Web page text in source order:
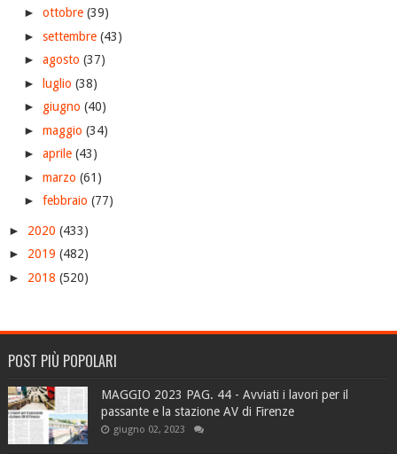
► ottobre (39)
► settembre (43)
► agosto (37)
► luglio (38)
► giugno (40)
► maggio (34)
► aprile (43)
► marzo (61)
► febbraio (77)
► 2020 (433)
► 2019 (482)
► 2018 (520)
POST PIÙ POPOLARI
MAGGIO 2023 PAG. 44 - Avviati i lavori per il
passante e la stazione AV di Firenze
giugno 02, 2023